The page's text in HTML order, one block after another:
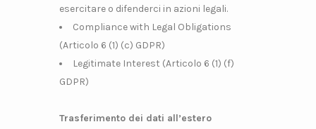
esercitare o difenderci in azioni legali.
Compliance with Legal Obligations
(Articolo 6 (1) (c) GDPR)
Legitimate Interest (Articolo 6 (1) (f)
GDPR)
Trasferimento dei dati all’estero